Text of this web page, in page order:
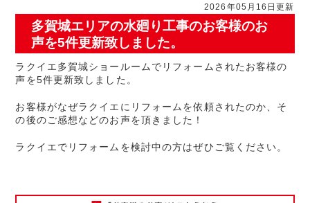
2026年05月16日更新
多賀城エリアの水廻り工事のお客様のお
声を5件更新致しました。
ラクイエ多賀城ショールームでリフォームされたお客様の
声を5件更新致しました。
お客様がなぜラクイエにリフォームを依頼されたのか、そ
の後のご感想などのお声を頂きました！
ラクイエでリフォームを検討中の方はぜひご覧ください。